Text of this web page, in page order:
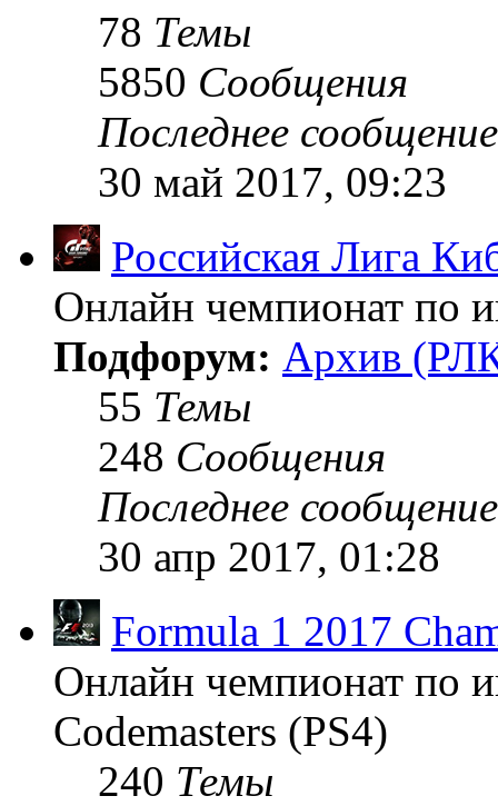
78 Темы
5850 Сообщения
Последнее сообщение
30 май 2017, 09:23
Российская Лига
Онлайн чемпионат по
Подфорум: Архив
55 Темы
248 Сообщения
Последнее сообщение
30 апр 2017, 01:28
Formula 1 2017
Онлайн чемпионат по
Codemasters (PS4)
240 Темы